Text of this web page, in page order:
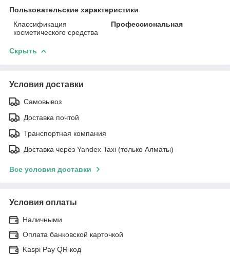
Пользовательские характеристики
Классификация
косметического средства
Профессиональная
Скрыть
Условия доставки
Самовывоз
Доставка почтой
Транспортная компания
Доставка через Yandex Taxi (только Алматы)
Все условия доставки
Условия оплаты
Наличными
Оплата банковской карточкой
Kaspi Pay QR код